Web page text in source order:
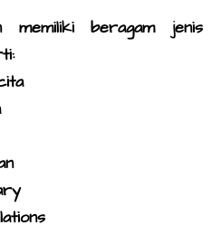
memiliki beragam jenis